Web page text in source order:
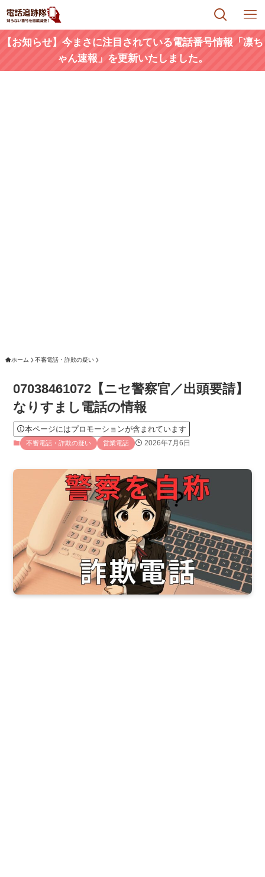
【お知らせ】今まさに注目されている電話番号情報「凛ち
ゃん速報」を更新いたしました。
ホーム 不審電話・詐欺の疑い
07038461072【ニセ警察官／出頭要請】
なりすまし電話の情報
本ページにはプロモーションが含まれています
不審電話・詐欺の疑い 営業電話 2026年7月6日